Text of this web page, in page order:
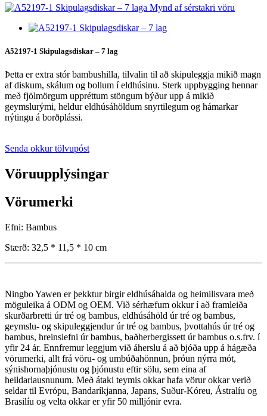
A52197-1 Skipulagsdiskar – 7 lag
Þetta er extra stór bambushilla, tilvalin til að skipuleggja mikið magn
af diskum, skálum og bollum í eldhúsinu. Sterk uppbygging hennar
með fjölmörgum uppréttum stöngum býður upp á mikið
geymslurými, heldur eldhúsáhöldum snyrtilegum og hámarkar
nýtingu á borðplássi.
Senda okkur tölvupóst
Vöruupplýsingar
Vörumerki
Efni: Bambus
Stærð: 32,5 * 11,5 * 10 cm
Ningbo Yawen er þekktur birgir eldhúsáhalda og heimilisvara með
möguleika á ODM og OEM. Við sérhæfum okkur í að framleiða
skurðarbretti úr tré og bambus, eldhúsáhöld úr tré og bambus,
geymslu- og skipuleggjendur úr tré og bambus, þvottahús úr tré og
bambus, hreinsiefni úr bambus, baðherbergissett úr bambus o.s.frv. í
yfir 24 ár. Ennfremur leggjum við áherslu á að bjóða upp á hágæða
vörumerki, allt frá vöru- og umbúðahönnun, þróun nýrra mót,
sýnishornaþjónustu og þjónustu eftir sölu, sem eina af
heildarlausnunum. Með átaki teymis okkar hafa vörur okkar verið
seldar til Evrópu, Bandaríkjanna, Japans, Suður-Kóreu, Ástralíu og
Brasilíu og velta okkar er yfir 50 milljónir evra.